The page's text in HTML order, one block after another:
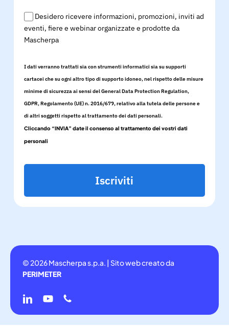
Desidero ricevere informazioni, promozioni, inviti ad
eventi, fiere e webinar organizzate e prodotte da
Mascherpa
I dati verranno trattati sia con strumenti informatici sia su supporti
cartacei che su ogni altro tipo di supporto idoneo, nel rispetto delle misure
minime di sicurezza ai sensi del General Data Protection Regulation,
GDPR, Regolamento (UE) n. 2016/679, relativo alla tutela delle persone e
di altri soggetti rispetto al trattamento dei dati personali.
Cliccando “INVIA” date il consenso al trattamento dei vostri dati
personali
Iscriviti
© 2026 Mascherpa s.p.a. | Sito web creato da
PERIMETER
linkedinyoutubephone